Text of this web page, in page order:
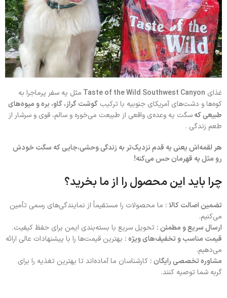
غذای Taste of the Wild Southwest Canyon مثل یه سفر پرماجرا به
کوه‌ها و دشت‌های آمریکای جنوبیه با ترکیب گوشت گراز، گاو، بره و میوه‌های
طبیعی کهسگت یه وعده‌ی واقعی از طبیعت می‌خوره و سالم، قوی و سرشار از
طعم زندگی .
هر لقمه‌اش یعنی یه قدم نزدیک‌تر به زندگی وحشی،جایی که سگت خودش
رو مثل یه قهرمان حس می‌کنه!
چرا باید این محصول را از ما بخرید؟
تضمین اصالت کالا : ما محصولات را مستقیماً از نمایندگی‌های رسمی تأمین
می‌کنیم.
ارسال سریع و مطمئن : تحویل سریع با بسته‌بندی ایمن برای حفظ کیفیت.
قیمت مناسب و تخفیف‌های ویژه : بهترین قیمت‌ها را با پیشنهادات عالی ارائه
می‌دهیم.
مشاوره تخصصی رایگان : کارشناسان ما آماده‌اند تا بهترین تغذیه را برای
گربه شما توصیه کنند.